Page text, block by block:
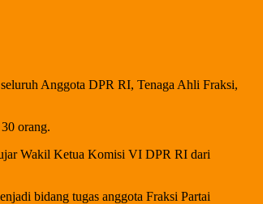
Anggota DPR RI, Tenaga Ahli Fraksi,
orang.
ujar Wakil Ketua Komisi VI DPR RI dari
bidang tugas anggota Fraksi Partai